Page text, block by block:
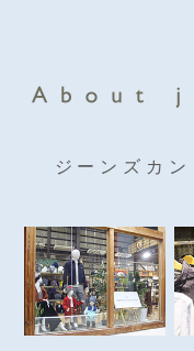
ジーンズカ